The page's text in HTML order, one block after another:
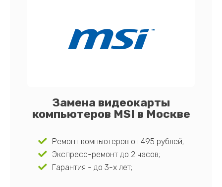
Замена видеокарты
компьютеров MSI в Москве
Ремонт компьютеров от 495 рублей;
Экспресс-ремонт до 2 часов;
Гарантия - до 3-х лет;